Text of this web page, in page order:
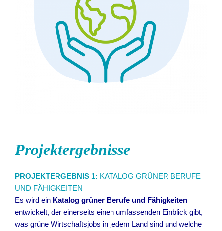
Projektergebnisse
PROJEKTERGEBNIS 1: KATALOG GRÜNER BERUFE
UND FÄHIGKEITEN
Es wird ein Katalog grüner Berufe und Fähigkeiten
entwickelt, der einerseits einen umfassenden Einblick gibt,
was grüne Wirtschaftsjobs in jedem Land sind und welche